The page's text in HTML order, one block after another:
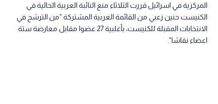
المركزية في اسرائيل قررت الثلاثاء منع النائبة العربية الحالية في
الكنيست حنين زعبي من القائمة العربية المشتركة "من الترشح في
الانتخابات المقبلة للكنيست، بأغلبية 27 عضوا مقابل معارضة ستة
اعضاء نقاشا".